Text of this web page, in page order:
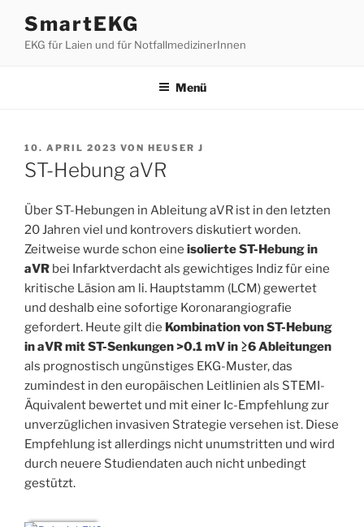
Inhalt
springen
SmartEKG
EKG für Laien und für NotfallmedizinerInnen
Menü
VERÖFFENTLICHT
AM
10. APRIL 2023 VON HEUSER J
ST-Hebung aVR
Über ST-Hebungen in Ableitung aVR ist in den letzten
20 Jahren viel und kontrovers diskutiert worden.
Zeitweise wurde schon eine isolierte ST-Hebung in
aVR bei Infarktverdacht als gewichtiges Indiz für eine
kritische Läsion am li. Hauptstamm (LCM) gewertet
und deshalb eine sofortige Koronarangiografie
gefordert. Heute gilt die Kombination von ST-Hebung
in aVR mit ST-Senkungen >0.1 mV in ≥6 Ableitungen
als prognostisch ungünstiges EKG-Muster, das
zumindest in den europäischen Leitlinien als STEMI-
Äquivalent bewertet und mit einer Ic-Empfehlung zur
unverzüglichen invasiven Strategie versehen ist. Diese
Empfehlung ist allerdings nicht unumstritten und wird
durch neuere Studiendaten auch nicht unbedingt
gestützt.